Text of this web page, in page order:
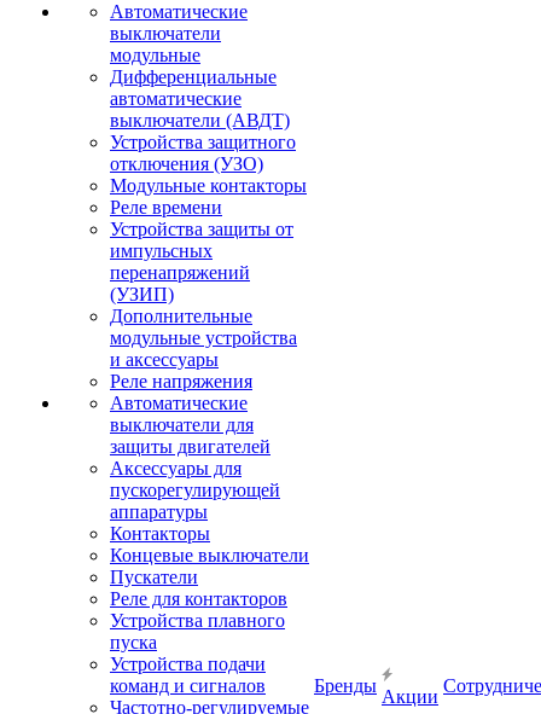
Автоматические
выключатели
модульные
Дифференциальные
автоматические
выключатели (АВДТ)
Устройства защитного
отключения (УЗО)
Модульные контакторы
Реле времени
Устройства защиты от
импульсных
перенапряжений
(УЗИП)
Дополнительные
модульные устройства
и аксессуары
Реле напряжения
Автоматические
выключатели для
защиты двигателей
Аксессуары для
пускорегулирующей
аппаратуры
Контакторы
Концевые выключатели
Пускатели
Реле для контакторов
Устройства плавного
пуска
Устройства подачи
команд и сигналов
Частотно-регулируемые
Бренды
Акции